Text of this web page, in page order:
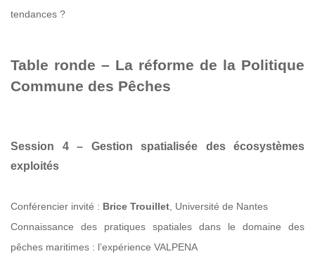
tendances ?
Table ronde – La réforme de la Politique
Commune des Pêches
Session 4 – Gestion spatialisée des écosystèmes
exploités
Conférencier invité : Brice Trouillet , Université de Nantes
Connaissance des pratiques spatiales dans le domaine des
pêches maritimes : l’expérience VALPENA